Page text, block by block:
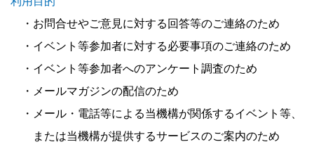
・お問合せやご意見に対する回答等のご連絡のため
・イベント等参加者に対する必要事項のご連絡のため
・イベント等参加者へのアンケート調査のため
・メールマガジンの配信のため
・メール・電話等による当機構が関係するイベント等、
または当機構が提供するサービスのご案内のため